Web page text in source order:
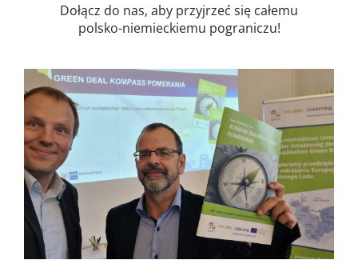
Dołącz do nas, aby przyjrzeć się całemu
polsko-niemieckiemu pograniczu!